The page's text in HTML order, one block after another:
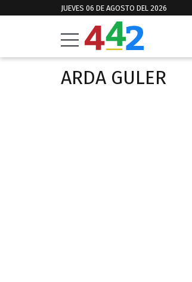
JUEVES 06 DE AGOSTO DEL 2026
ARDA GULER